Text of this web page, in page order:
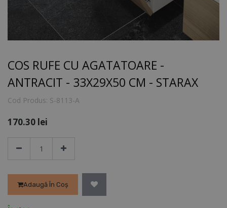
COS RUFE CU AGATATOARE -
ANTRACIT - 33X29X50 CM - STARAX
Cod Produs: S-8113-A
170.30 lei
Adaugă În Coș